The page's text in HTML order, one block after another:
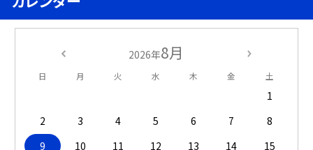
2026年8月
日 月 火 水 木 金 土
1
2
3 4 5 6 7
8
9
10 11 12 13 14
15